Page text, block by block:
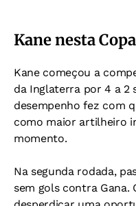
Kane nesta Copa
Kane começou a
da Inglaterra por 4 a 2
desempenho fez com
como maior artilheiro
momento.
Na segunda rodada,
sem gols contra Gana.